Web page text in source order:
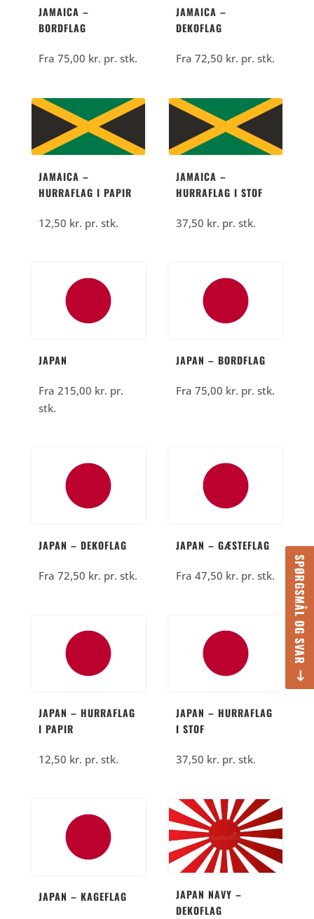
SPØRGSMÅL OG SVAR
JAMAICA –
BORDFLAG
Fra 75,00 kr. pr. stk.
JAMAICA –
DEKOFLAG
Fra72,50 kr. pr. stk.
JAMAICA –
HURRAFLAG I PAPIR
12,50 kr. pr. stk.
JAMAICA –
HURRAFLAG I STOF
37,50 kr. pr. stk.
JAPAN
Fra 215,00 kr. pr.
stk.
JAPAN – BORDFLAG
Fra75,00 kr. pr. stk.
JAPAN – DEKOFLAG
Fra 72,50 kr. pr. stk.
JAPAN – GÆSTEFLAG
Fra47,50 kr. pr. stk.
JAPAN – HURRAFLAG
I PAPIR
12,50 kr. pr. stk.
JAPAN – HURRAFLAG
I STOF
37,50 kr. pr. stk.
JAPAN – KAGEFLAG
JAPAN NAVY –
DEKOFLAG